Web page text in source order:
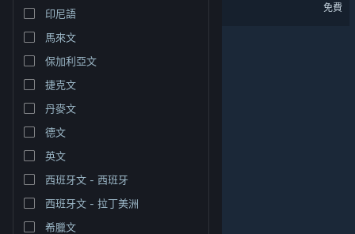
印尼語
馬來文
保加利亞文
捷克文
丹麥文
德文
英文
西班牙文 - 西班牙
西班牙文 - 拉丁美洲
希臘文
免費